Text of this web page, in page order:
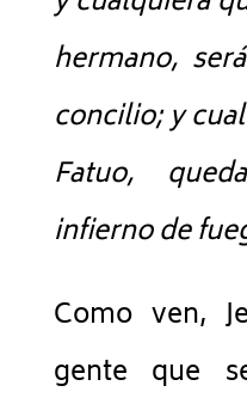
hermano,
concilio; y
Fatuo,
infierno de
Como ven,
gente que